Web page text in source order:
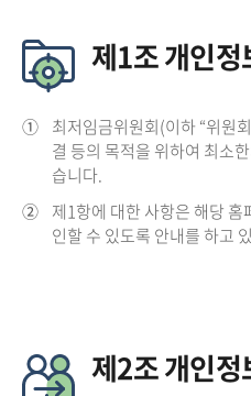
제1조 개인정
① 최저임금위원회(이하 “위원
결 등의 목적을 위하여 최소
습니다.
② 제1항에 대한 사항은 해당
인할 수 있도록 안내를 하고
제2조 개인정